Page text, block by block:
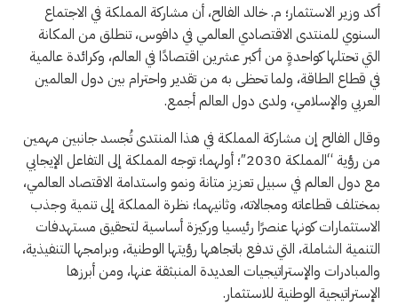
أكد وزير الاستثمار؛ م. خالد الفالح، أن مشاركة المملكة في الاجتماع
السنوي للمنتدى الاقتصادي العالمي في دافوس، تنطلق من المكانة
التي تحتلها كواحدةٍ من أكبر عشرين اقتصادًا في العالم، وكرائدة عالمية
في قطاع الطاقة، ولما تحظى به من تقدير واحترام بين دول العالمين
العربي والإسلامي، ولدى دول العالم أجمع.
وقال الفالح إن مشاركة المملكة في هذا المنتدى تُجسد جانبين مهمين
من رؤية “المملكة 2030″؛ أولهما؛ توجه المملكة إلى التفاعل الإيجابي
مع دول العالم في سبيل تعزيز متانة ونمو واستدامة الاقتصاد العالمي،
بمختلف قطاعاته ومجالاته، وثانيهما؛ نظرة المملكة إلى تنمية وجذب
الاستثمارات كونها عنصرًا رئيسيا وركيزة أساسية لتحقيق مستهدفات
التنمية الشاملة، التي تدفع باتجاهها رؤيتها الوطنية، وبرامجها التنفيذية،
والمبادرات والإستراتيجيات العديدة المنبثقة عنها، ومن أبرزها
الإستراتيجية الوطنية للاستثمار.